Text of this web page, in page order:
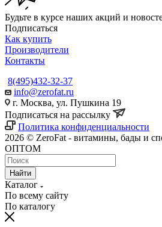
Будьте в курсе наших акций и
Подписаться
Как купить
Производители
Контакты
8(495)432-32-37
info@zerofat.ru
г. Москва, ул. Пушкина 19
Подписаться на рассылку
Политика конфиденциальности
2026 © ZeroFat - витамины, бады и
ОПТОМ
Найти
Каталог
По всему сайту
По каталогу